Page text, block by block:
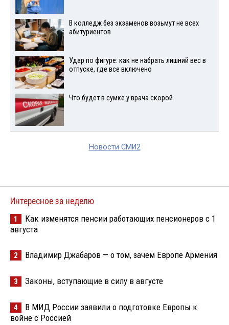
В колледж без экзаменов возьмут не всех
абитуриентов
Удар по фигуре: как не набрать лишний вес в
отпуске, где все включено
Что будет в сумке у врача скорой
Новости СМИ2
Интересное за неделю
1
Как изменятся пенсии работающих пенсионеров с 1
августа
2 Владимир Джабаров — о том, зачем Европе Армения
3 Законы, вступающие в силу в августе
4
В МИД России заявили о подготовке Европы к
войне с Россией